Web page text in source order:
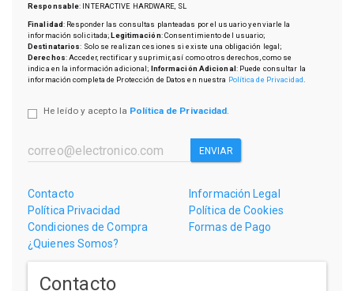
Responsable: INTERACTIVE HARDWARE, SL
Finalidad: Responder las consultas planteadas por el usuario y enviarle la
información solicitada;Legitimación: Consentimiento del usuario;
Destinatarios: Solo se realizan cesiones si existe una obligación legal;
Derechos: Acceder, rectificar y suprimir, así como otros derechos, como se
indica en la información adicional; Información Adicional: Puede consultar la
información completa de Protección de Datos en nuestra Política de Privacidad
He leído y acepto la Política de Privacidad.
ENVIAR
Contacto
Información Legal
Política Privacidad
Política de Cookies
Condiciones de Compra
Formas de Pago
¿Quienes Somos?
Contacto